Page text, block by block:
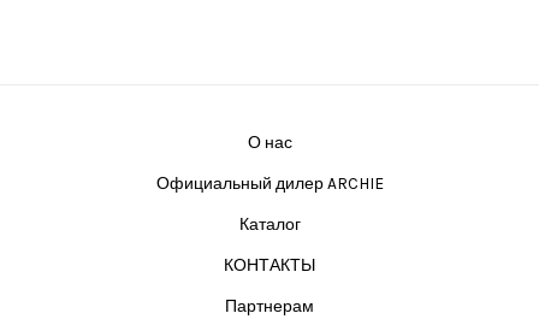
О нас
Официальный дилер ARCHIE
Каталог
КОНТАКТЫ
Партнерам